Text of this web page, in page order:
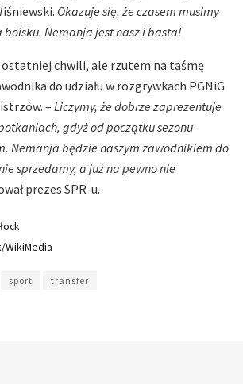
Okazuje się, że czasem musimy
boisku. Nemanja jest nasz i basta!
ostatniej chwili, ale rzutem na taśmę
do udziału w rozgrywkach PGNiG
– Liczymy, że dobrze zaprezentuje
gdyż od początku sezonu
Nemanja będzie naszym zawodnikiem do
sprzedamy, a już na pewno nie
prezes SPR-u.
WikiMedia
sport transfer